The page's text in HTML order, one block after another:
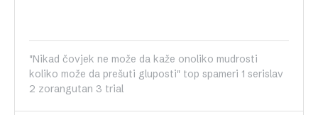
"Nikad čovjek ne može da kaže onoliko mudrosti
koliko može da prešuti gluposti" top spameri 1 serislav
2 zorangutan 3 trial